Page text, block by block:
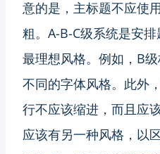
意的是，主标题不应使
粗。A-B-C级系统是安
最理想风格。例如，B
不同的字体风格。此外
行不应该缩进，而且应
应该有另一种风格，以